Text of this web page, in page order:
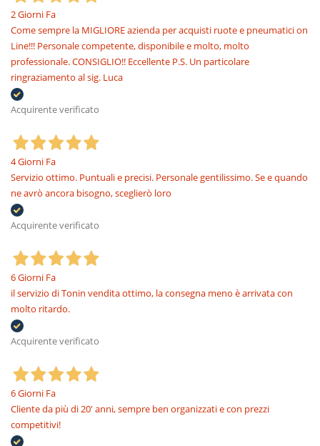
2 Giorni Fa
Come sempre la MIGLIORE azienda per acquisti ruote e pneumatici on
Line!!! Personale competente, disponibile e molto, molto
professionale. CONSIGLIO!! Eccellente P.S. Un particolare
ringraziamento al sig. Luca
Acquirente verificato
4 Giorni Fa
Servizio ottimo. Puntuali e precisi. Personale gentilissimo. Se e quando
ne avrò ancora bisogno, sceglierò loro
Acquirente verificato
6 Giorni Fa
il servizio di Tonin vendita ottimo, la consegna meno è arrivata con
molto ritardo.
Acquirente verificato
6 Giorni Fa
Cliente da più di 20' anni, sempre ben organizzati e con prezzi
competitivi!